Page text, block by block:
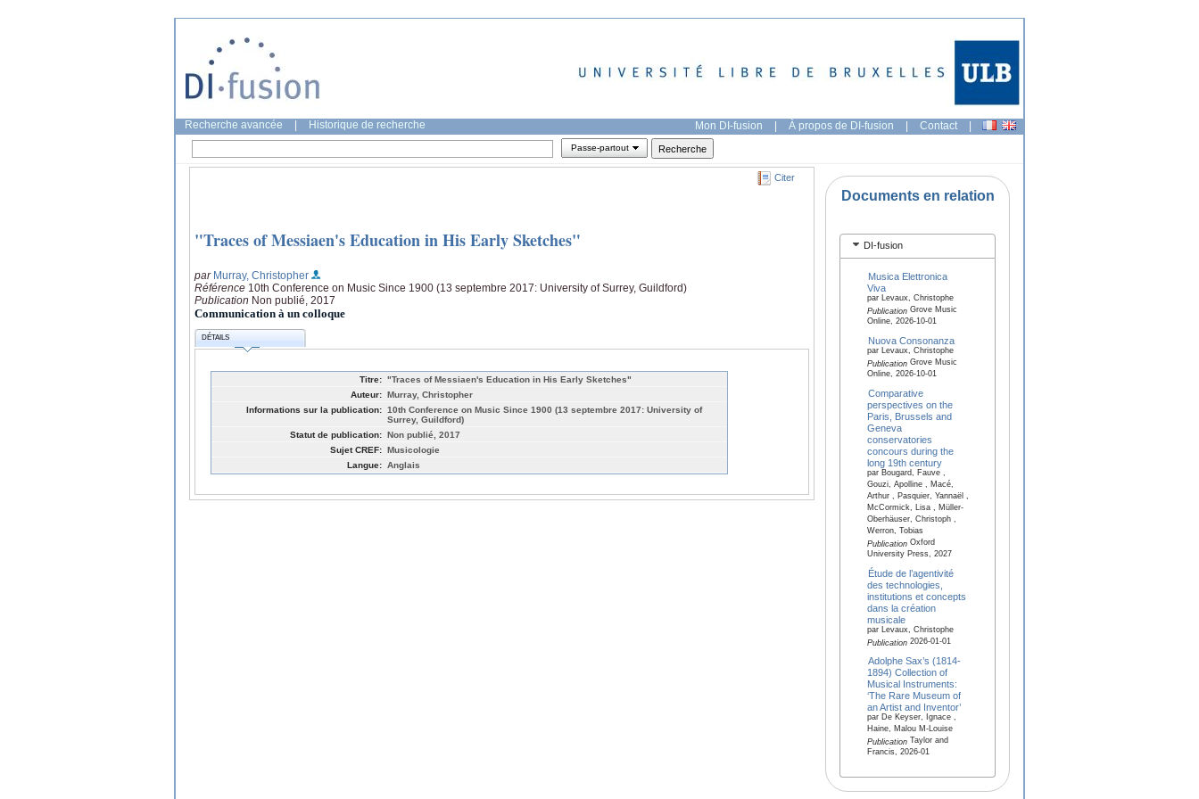
Recherche avancée Historique de recherche Mon DI-fusion | À propos de DI-fusion | Contact |
Passe-partout
Citer
"Traces of Messiaen's Education in His Early Sketches"
par Murray, Christopher
Référence 10th Conference on Music Since 1900 (13 septembre 2017: University of Surrey, Guildford)
Publication Non publié, 2017
Communication à un colloque
DÉTAILS
Titre: "Traces of Messiaen's Education in His Early Sketches"
Auteur: Murray, Christopher
Informations sur la publication: 10th Conference on Music Since 1900 (13 septembre 2017: University of
Surrey, Guildford)
Statut de publication: Non publié, 2017
Sujet CREF: Musicologie
Langue: Anglais
Documents en relation
DI-fusion
Musica Elettronica
Viva
par Levaux, Christophe
PublicationGrove Music
Online, 2026-10-01
Nuova Consonanza
par Levaux, Christophe
PublicationGrove Music
Online, 2026-10-01
Comparative
perspectives on the
Paris, Brussels and
Geneva
conservatories
concours during the
long 19th century
par Bougard, Fauve ,
Gouzi, Apolline , Macé,
Arthur , Pasquier, Yannaël ,
McCormick, Lisa , Müller-
Oberhäuser, Christoph ,
Werron, Tobias
PublicationOxford
University Press, 2027
Étude de l’agentivité
des technologies,
institutions et concepts
dans la création
musicale
par Levaux, Christophe
Publication2026-01-01
Adolphe Sax’s (1814-
1894) Collection of
Musical Instruments:
‘The Rare Museum of
an Artist and Inventor’
par De Keyser, Ignace ,
Haine, Malou M-Louise
PublicationTaylor and
Francis, 2026-01